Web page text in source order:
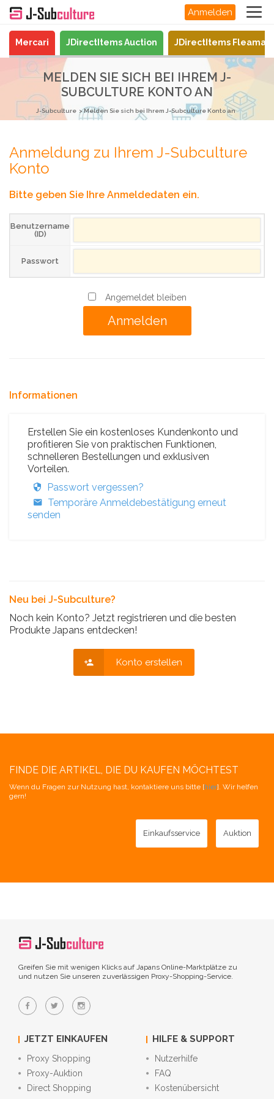
Anmelden
Mercari JDirectItems Auction JDirectItems
MELDEN SIE SICH BEI IHREM J-
SUBCULTURE KONTO AN
J-Subculture Melden Sie sich bei Ihrem J-Subculture Konto an
Anmeldung zu Ihrem J-Subculture
Konto
Bitte geben Sie Ihre Anmeldedaten ein.
Benutzername
(ID)
Passwort
Angemeldet bleiben
Informationen
Erstellen Sie ein kostenloses Kundenkonto und
profitieren Sie von praktischen Funktionen,
schnelleren Bestellungen und exklusiven
Vorteilen.
Passwort vergessen?
Temporäre Anmeldebestätigung erneut
senden
Neu bei J-Subculture?
Noch kein Konto? Jetzt registrieren und die besten
Produkte Japans entdecken!
Konto erstellen
FINDE DIE ARTIKEL, DIE DU KAUFEN MÖCHTEST
Wenn du Fragen zur Nutzung hast, kontaktiere uns bitte [hier]. Wir helfen
gern!
Einkaufsservice Auktion
Greifen Sie mit wenigen Klicks auf Japans Online-Marktplätze zu
und nutzen Sie unseren zuverlässigen Proxy-Shopping-Service.
JETZT EINKAUFEN
Proxy Shopping
Proxy-Auktion
Direct Shopping
HILFE & SUPPORT
Nutzerhilfe
FAQ
Kostenübersicht